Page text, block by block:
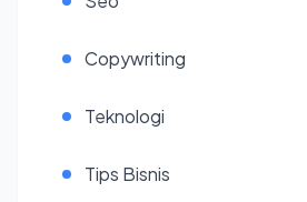
Copywriting
Teknologi
Tips Bisnis